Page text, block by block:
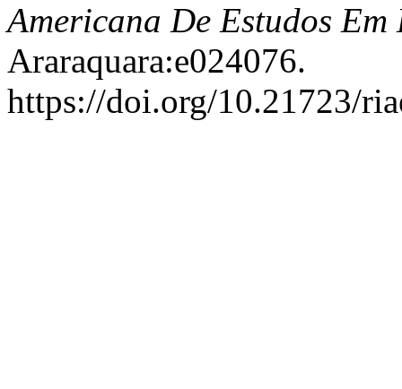
Americana De Estudos Em
Araraquara:e024076.
https://doi.org/10.21723/